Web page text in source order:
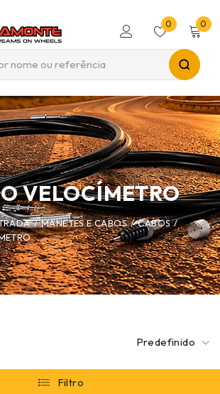
0 0
VELOCÍMETRO
/ MANETES E CABOS / CABOS /
Predefinido
Filtro